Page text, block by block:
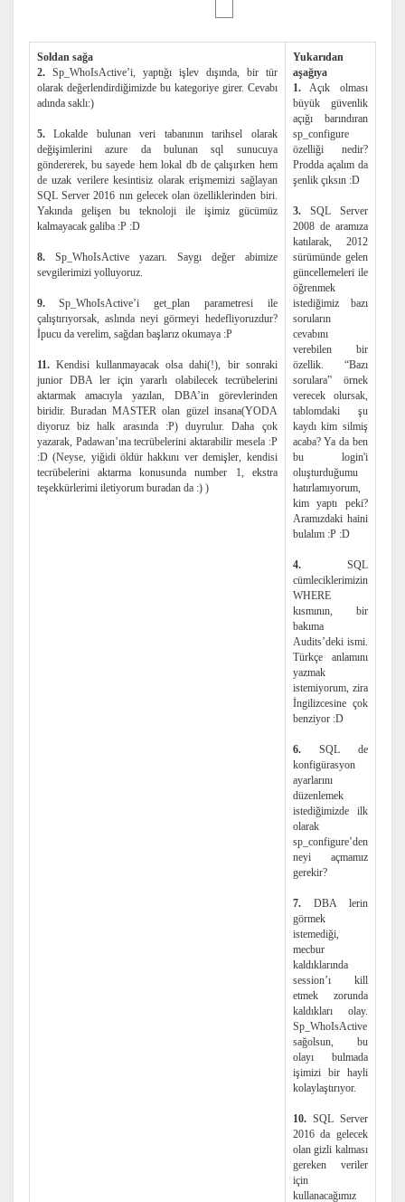
Soldan sağa
2.Sp_WhoIsActive’i, yaptığı işlev dışında, bir tür
olarak değerlendirdiğimizde bu kategoriye girer. Cevabı
adında saklı:)
5.Lokalde bulunan veri tabanının tarihsel olarak
değişimlerini azure da bulunan sql sunucuya
göndererek, bu sayede hem lokal db de çalışırken hem
de uzak verilere kesintisiz olarak erişmemizi sağlayan
SQL Server 2016 nın gelecek olan özelliklerinden biri.
Yakında gelişen bu teknoloji ile işimiz gücümüz
kalmayacak galiba :P :D
8.Sp_WhoIsActive yazarı. Saygı değer abimize
sevgilerimizi yolluyoruz.
9.Sp_WhoIsActive’i get_plan parametresi ile
çalıştırıyorsak, aslında neyi görmeyi hedefliyoruzdur?
İpucu da verelim, sağdan başlarız okumaya :P
11.Kendisi kullanmayacak olsa dahi(!), bir sonraki
junior DBA ler için yararlı olabilecek tecrübelerini
aktarmak amacıyla yazılan, DBA’in görevlerinden
biridir. Buradan MASTER olan güzel insana(YODA
diyoruz biz halk arasında :P) duyrulur. Daha çok
yazarak, Padawan’ına tecrübelerini aktarabilir mesela :P
:D (Neyse, yiğidi öldür hakkını ver demişler, kendisi
tecrübelerini aktarma konusunda number 1, ekstra
teşekkürlerimi iletiyorum buradan da :) )
Yukarıdan
aşağıya
1.Açık olması
büyük güvenlik
açığı barındıran
sp_configure
özelliği nedir?
Prodda açalım da
şenlik çıksın :D
3.SQL Server
2008 de aramıza
katılarak, 2012
sürümünde gelen
güncellemeleri ile
öğrenmek
istediğimiz bazı
soruların
cevabını
verebilen bir
özellik. “Bazı
sorulara” örnek
verecek olursak,
tablomdaki şu
kaydı kim silmiş
acaba? Ya da ben
bu login'i
oluşturduğumu
hatırlamıyorum,
kim yaptı peki?
Aramızdaki haini
bulalım :P :D
4.SQL
cümleciklerimizin
WHERE
kısmının, bir
bakıma
Audits’deki ismi.
Türkçe anlamını
yazmak
istemiyorum, zira
İngilizcesine çok
benziyor :D
6.SQL de
konfigürasyon
ayarlarını
düzenlemek
istediğimizde ilk
olarak
sp_configure’den
neyi açmamız
gerekir?
7.DBA lerin
görmek
istemediği,
mecbur
kaldıklarında
session’ı kill
etmek zorunda
kaldıkları olay.
Sp_WhoIsActive
sağolsun, bu
olayı bulmada
işimizi bir hayli
kolaylaştırıyor.
10.SQL Server
2016 da gelecek
olan gizli kalması
gereken veriler
için
kullanacağımız